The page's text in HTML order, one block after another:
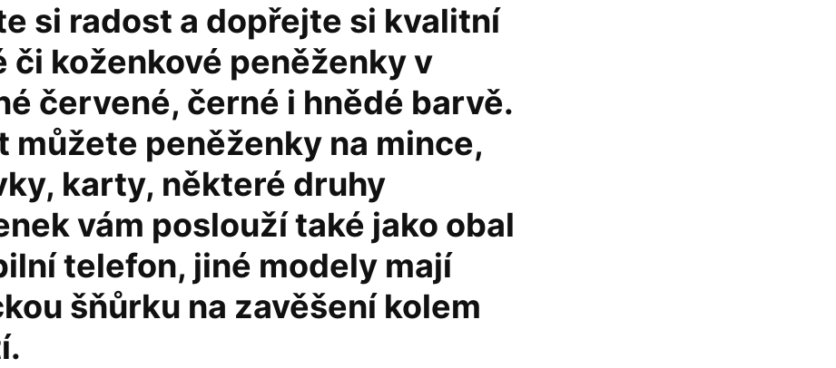
si radost a dopřejte si kvalitní
či koženkové peněženky v
červené, černé i hnědé barvě.
můžete peněženky na mince,
karty, některé druhy
vám poslouží také jako obal
telefon, jiné modely mají
šňůrku na zavěšení kolem